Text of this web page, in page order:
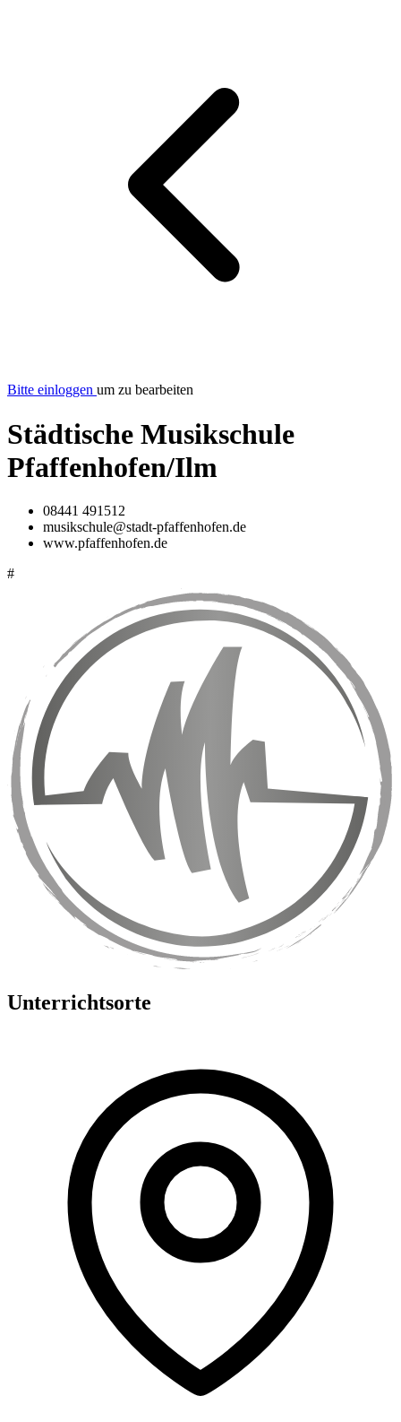
Bitte einloggen um zu bearbeiten
Städtische Musikschule
Pfaffenhofen/Ilm
08441 491512
musikschule@stadt-pfaffenhofen.de
www.pfaffenhofen.de
#
Unterrichtsorte